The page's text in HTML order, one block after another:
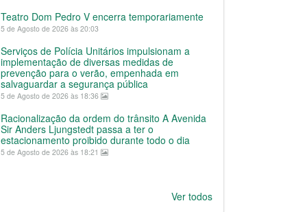
Teatro Dom Pedro V encerra temporariamente
5 de Agosto de 2026 às 20:03
Serviços de Polícia Unitários impulsionam a
implementação de diversas medidas de
prevenção para o verão, empenhada em
salvaguardar a segurança pública
5 de Agosto de 2026 às 18:36
Racionalização da ordem do trânsito A Avenida
Sir Anders Ljungstedt passa a ter o
estacionamento proibido durante todo o dia
5 de Agosto de 2026 às 18:21
Ver todos